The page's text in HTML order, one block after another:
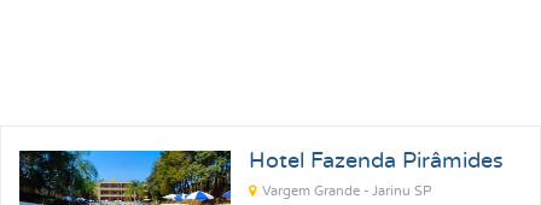
Pousadas em Praia Grande SP
Pousadas em Paraty RJ
Hotel Fazenda Pirâmides
Vargem Grande - Jarinu SP